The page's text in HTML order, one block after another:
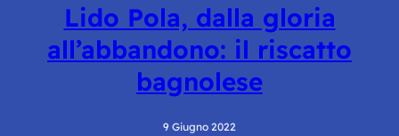
Lido Pola, dalla gloria
all’abbandono: il riscatto
bagnolese
9 Giugno 2022